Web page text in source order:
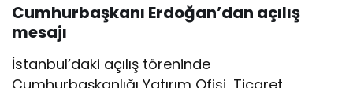
Cumhurbaşkanı Erdoğan’dan açılış
mesajı
İstanbul’daki açılış töreninde